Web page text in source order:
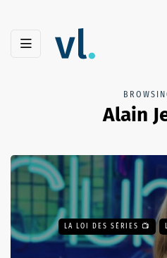
Alain
LA LOI DES SÉRIES 📺